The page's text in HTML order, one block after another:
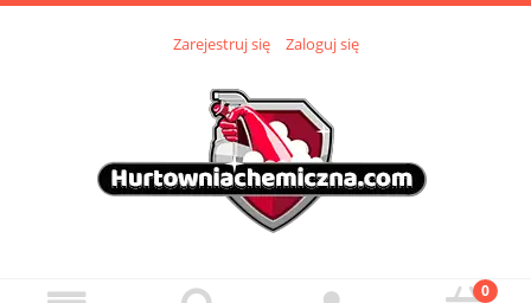
Zarejestruj się Zaloguj się